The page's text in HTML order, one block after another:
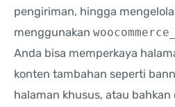
pengiriman, hingga
menggunakan
Anda bisa memperkaya
konten tambahan seperti
halaman khusus, atau